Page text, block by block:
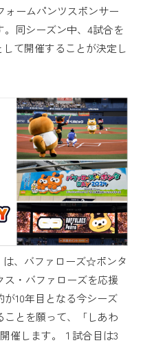
ォームパンツスポンサー
。同シーズン中、4試合を
て開催することが決定し
、バファローズ☆ポンタ
ス・バファローズを応援
10年目となる今シーズ
とを願って、「しあわ
催します。１試合目は3